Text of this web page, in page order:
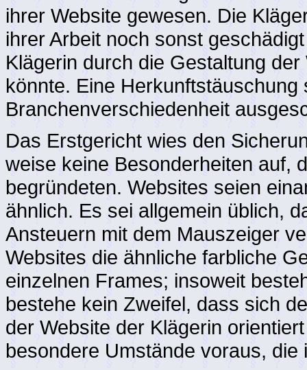
ihrer Website gewesen. Die
ihrer Arbeit noch sonst
Klägerin durch die Gestaltung
könnte. Eine Herkunftstäuschung
Branchenverschiedenheit
Das Erstgericht wies den
weise keine Besonderheiten auf,
begründeten. Websites seien
ähnlich. Es sei allgemein üblich,
Ansteuern mit dem Mauszeiger
Websites die ähnliche farbliche
einzelnen Frames; insoweit
bestehe kein Zweifel, dass sich
der Website der Klägerin
besondere Umstände voraus,